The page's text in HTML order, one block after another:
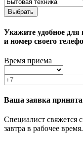
Выбрать
Укажите удобное для
и номер своего
Время приема
Ваша заявка принята
Специалист свяжется
завтра в рабочее время.